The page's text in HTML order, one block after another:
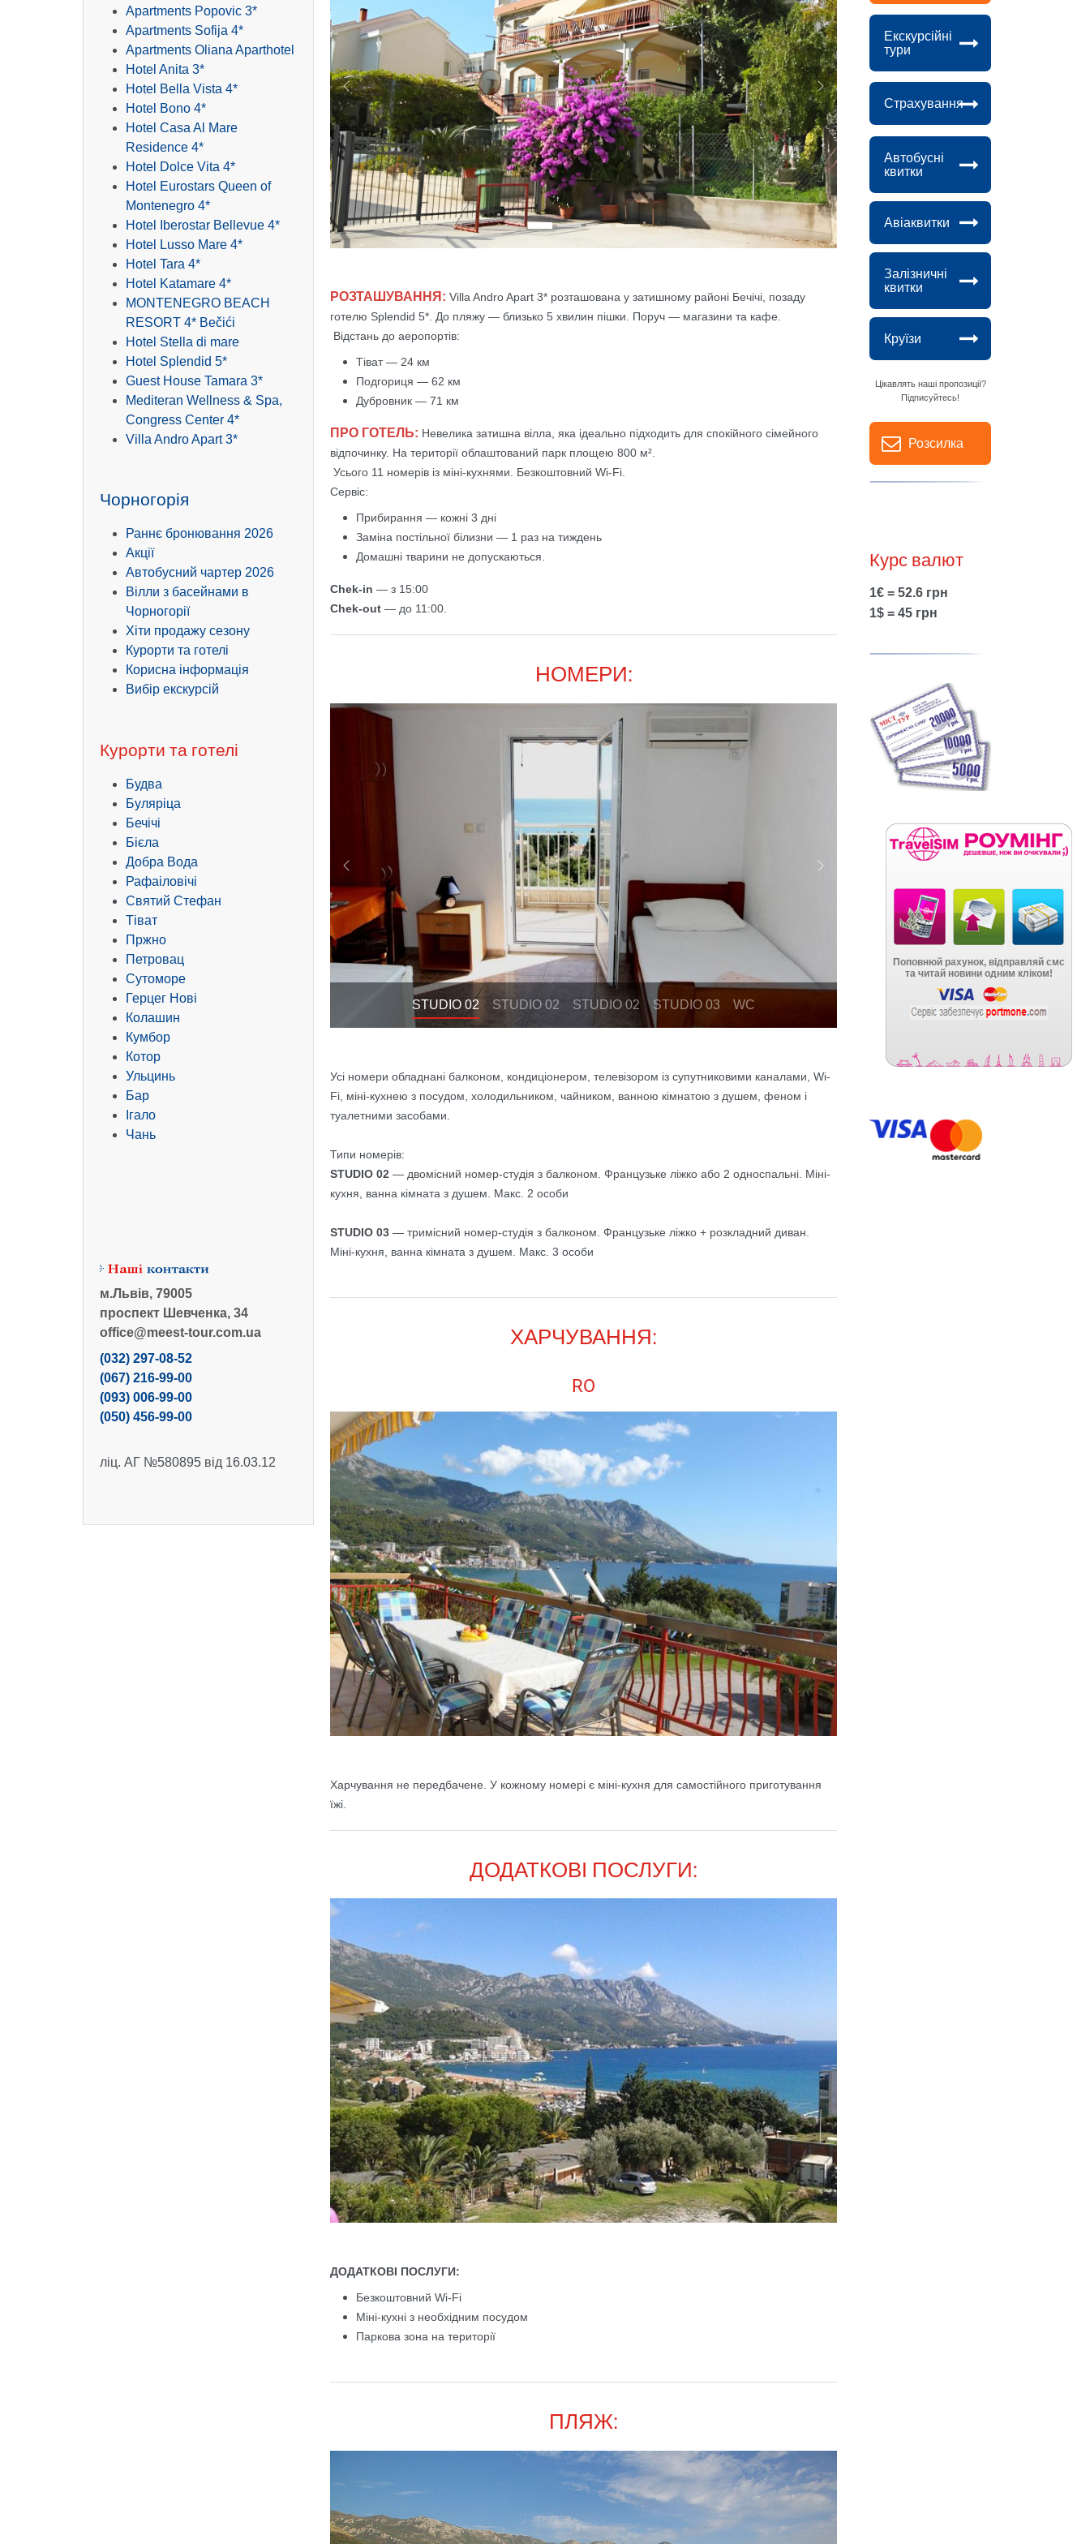
Apartments Popovic 3*
Apartments Sofija 4*
Apartments Oliana Aparthotel
Hotel Anita 3*
Hotel Bella Vista 4*
Hotel Bono 4*
Hotel Casa Al Mare
Residence 4*
Hotel Dolce Vita 4*
Hotel Eurostars Queen of
Montenegro 4*
Hotel Iberostar Bellevue 4*
Hotel Lusso Mare 4*
Hotel Tara 4*
Hotel Katamare 4*
MONTENEGRO BEACН
RESORT 4* Bečići
Hotel Stella di mare
Hotel Splendid 5*
Guest House Tamara 3*
Mediteran Wellness & Spa,
Congress Center 4*
Villa Andro Apart 3*
Чорногорія
Раннє бронювання 2026
Акції
Автобусний чартер 2026
Вілли з басейнами в
Чорногорії
Хіти продажу сезону
Курорти та готелі
Корисна інформація
Вибір екскурсій
Курорти та готелі
Будва
Буляріца
Бечічі
Бієла
Добра Вода
Рафаіловічі
Святий Стефан
Тіват
Пржно
Петровац
Сутоморе
Герцег Нові
Колашин
Кумбор
Котор
Ульцинь
Бар
Ігало
Чань
м.Львів, 79005
проспект Шевченка, 34
office@meest-tour.com.ua
(032) 297-08-52
(067) 216-99-00
(093) 006-99-00
(050) 456-99-00
ліц. АГ №580895 від 16.03.12
/ / / /
Previous Next
РОЗТАШУВАННЯ: Villa Andro Apart 3* розташована у затишному районі Бечічі, позаду
готелю Splendid 5*. До пляжу — близько 5 хвилин пішки. Поруч — магазини та кафе.
Відстань до аеропортів:
Тіват — 24 км
Подгориця — 62 км
Дубровник — 71 км
ПРО ГОТЕЛЬ: Невелика затишна вілла, яка ідеально підходить для спокійного сімейного
відпочинку. На території облаштований парк площею 800 м².
Усього 11 номерів із міні-кухнями. Безкоштовний Wi-Fi.
Сервіс:
Прибирання — кожні 3 дні
Заміна постільної білизни — 1 раз на тиждень
Домашні тварини не допускаються.
Chek-in — з 15:00
Chek-out — до 11:00.
НОМЕРИ:
STUDIO 02 STUDIO 02 STUDIO 02 STUDIO 03 WC
Previous Next
Усі номери обладнані балконом, кондиціонером, телевізором із супутниковими каналами, Wi-
Fi, міні-кухнею з посудом, холодильником, чайником, ванною кімнатою з душем, феном і
туалетними засобами.
Типи номерів:
STUDIO 02 — двомісний номер-студія з балконом. Французьке ліжко або 2 односпальні. Міні-
кухня, ванна кімната з душем. Макс. 2 особи
STUDIO 03 — тримісний номер-студія з балконом. Французьке ліжко + розкладний диван.
Міні-кухня, ванна кімната з душем. Макс. 3 особи
ХАРЧУВАННЯ:
RO
Харчування не передбачене. У кожному номері є міні-кухня для самостійного приготування
їжі.
ДОДАТКОВІ ПОСЛУГИ:
ДОДАТКОВІ ПОСЛУГИ:
Безкоштовний Wi-Fi
Міні-кухні з необхідним посудом
Паркова зона на території
ПЛЯЖ:
Екскурсійні
тури
Страхування
Автобусні
квитки
Авіаквитки
Залізничні
квитки
Круїзи
Цікавлять наші пропозиції?
Підписуйтесь!
Розсилка
Курс валют
1€ = 52.6 грн
1$ = 45 грн
Show larger version